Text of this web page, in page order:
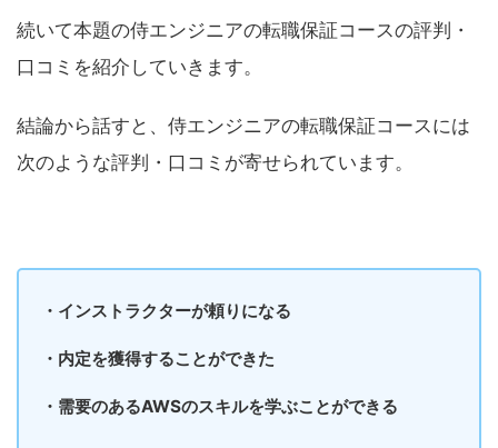
続いて本題の侍エンジニアの転職保証コースの評判・
口コミを紹介していきます。
結論から話すと、侍エンジニアの転職保証コースには
次のような評判・口コミが寄せられています。
・インストラクターが頼りになる
・内定を獲得することができた
・需要のあるAWSのスキルを学ぶことができる